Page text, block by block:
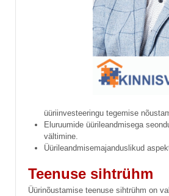
üüriinvesteeringu tegemise
Eluruumide üürileandmisega
vältimine.
Üürileandmisemajanduslikud
Teenuse sihtrühm
Üürinõustamise teenuse sihtrühm on